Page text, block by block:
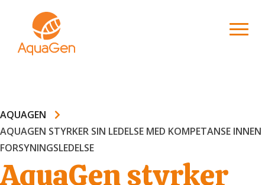
AQUAGEN
AQUAGEN STYRKER SIN LEDELSE MED KOMPETANSE INNEN
FORSYNINGSLEDELSE
AquaGen styrker